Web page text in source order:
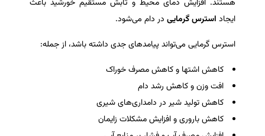
هستند. افزایش دمای محیط و تابش مستقیم خورشید باعث
ایجاد استرس گرمایی در دام می‌شود.
استرس گرمایی می‌تواند پیامدهای جدی داشته باشد، از جمله:
کاهش اشتها و کاهش مصرف خوراک
افت وزن و کاهش رشد دام
کاهش تولید شیر در دامداری‌های شیری
کاهش باروری و افزایش مشکلات زایمان